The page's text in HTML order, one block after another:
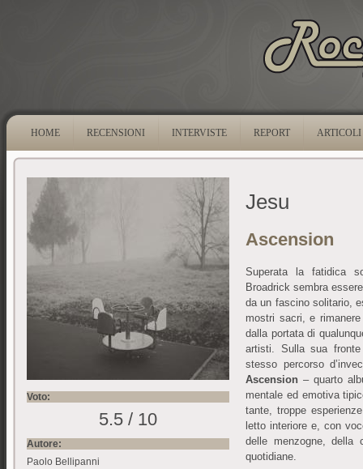
HOME RECENSIONI INTERVISTE REPORT ARTICOLI
Voto:
5.5 / 10
Autore:
Paolo Bellipanni
Jesu
Ascension
Superata la fatidica
Broadrick sembra
da un fascino solitario,
mostri sacri, e
dalla portata di
artisti. Sulla sua
stesso percorso
Ascension– quarto
mentale ed emotiva
tante, troppe
letto interiore e, con
delle menzogne, della
quotidiane.